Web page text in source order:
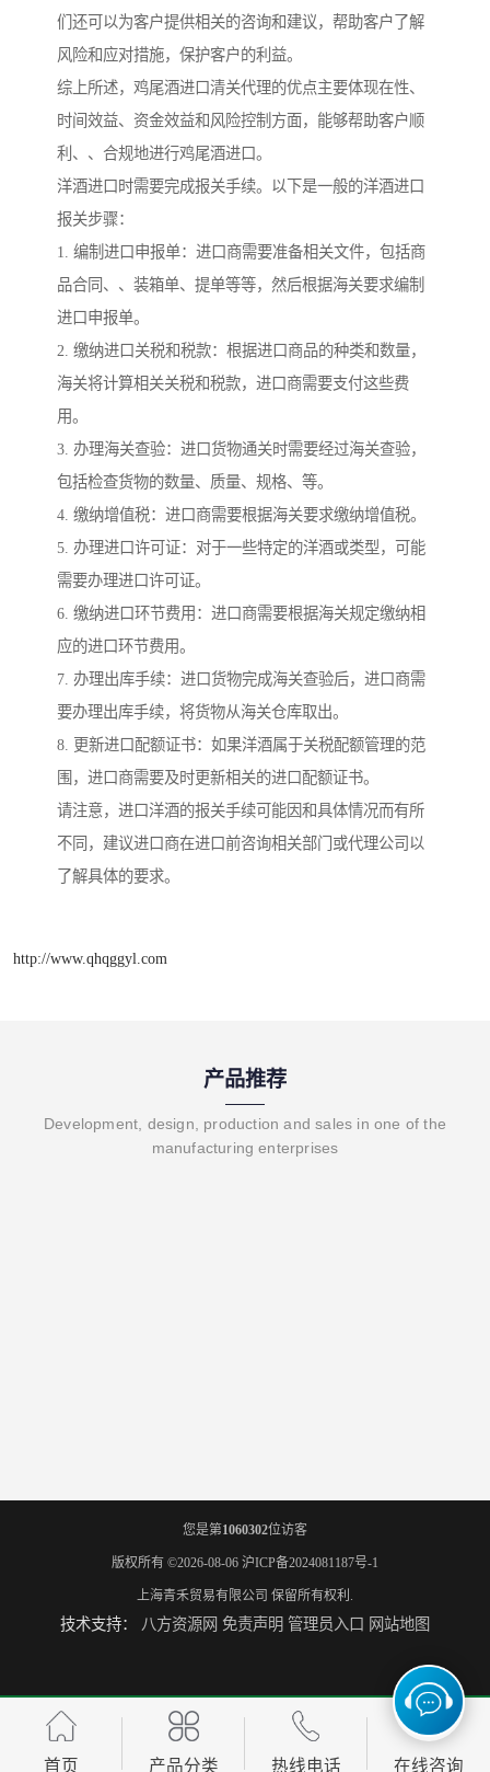
们还可以为客户提供相关的咨询和建议，帮助客户了解
风险和应对措施，保护客户的利益。
综上所述，鸡尾酒进口清关代理的优点主要体现在性、
时间效益、资金效益和风险控制方面，能够帮助客户顺
利、、合规地进行鸡尾酒进口。
洋酒进口时需要完成报关手续。以下是一般的洋酒进口
报关步骤：
1. 编制进口申报单：进口商需要准备相关文件，包括商
品合同、、装箱单、提单等等，然后根据海关要求编制
进口申报单。
2. 缴纳进口关税和税款：根据进口商品的种类和数量，
海关将计算相关关税和税款，进口商需要支付这些费
用。
3. 办理海关查验：进口货物通关时需要经过海关查验，
包括检查货物的数量、质量、规格、等。
4. 缴纳增值税：进口商需要根据海关要求缴纳增值税。
5. 办理进口许可证：对于一些特定的洋酒或类型，可能
需要办理进口许可证。
6. 缴纳进口环节费用：进口商需要根据海关规定缴纳相
应的进口环节费用。
7. 办理出库手续：进口货物完成海关查验后，进口商需
要办理出库手续，将货物从海关仓库取出。
8. 更新进口配额证书：如果洋酒属于关税配额管理的范
围，进口商需要及时更新相关的进口配额证书。
请注意，进口洋酒的报关手续可能因和具体情况而有所
不同，建议进口商在进口前咨询相关部门或代理公司以
了解具体的要求。
http://www.qhqggyl.com
产品推荐
Development, design, production and sales in one of the
manufacturing enterprises
您是第1060302位访客
版权所有 ©2026-08-06 沪ICP备2024081187号-1
上海青禾贸易有限公司 保留所有权利.
技术支持： 八方资源网 免责声明 管理员入口 网站地图
首页 产品分类 热线电话 在线咨询